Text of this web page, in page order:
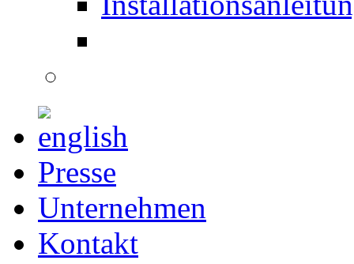
Presse
Unternehmen
Kontakt